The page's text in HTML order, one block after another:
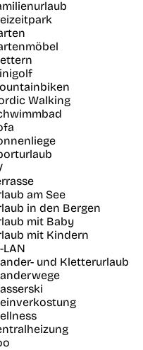
Walking
am See
in den Bergen
mit Baby
mit Kindern
LAN
und Kletterurlaub